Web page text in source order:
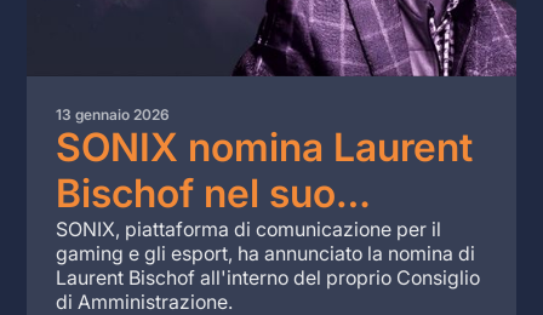
13 gennaio 2026
SONIX nomina Laurent
Bischof nel suo
Consiglio di
Amministrazione
SONIX, piattaforma di comunicazione per il
gaming e gli esport, ha annunciato la nomina di
Laurent Bischof all'interno del proprio Consiglio
di Amministrazione.